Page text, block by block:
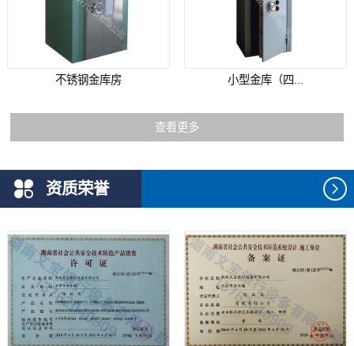
不锈钢金库房 小型金库（四...
查看更多
资质荣誉